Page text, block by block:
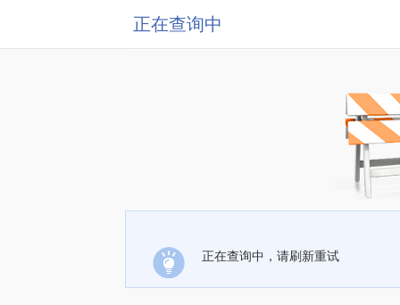
正在查询中
正在查询中，请刷新重试